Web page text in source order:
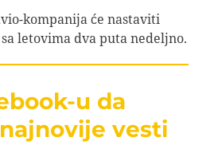
kompanija će nastaviti
letovima dva puta nedeljno.
u da
vesti